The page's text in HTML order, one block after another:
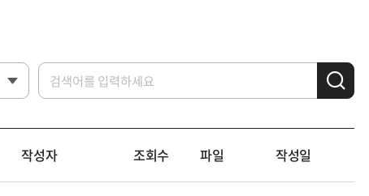
작성자 조회수 파일 작성일